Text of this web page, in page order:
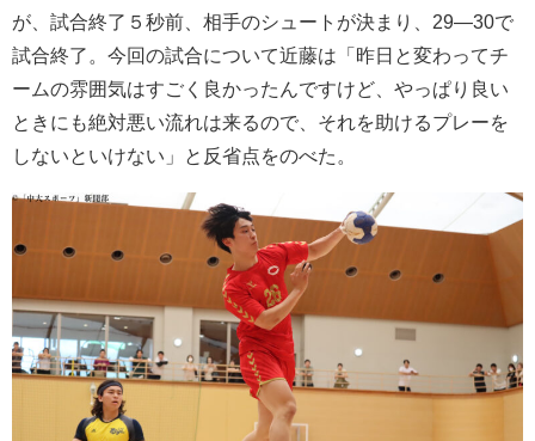
が、試合終了５秒前、相手のシュートが決まり、29―30で
試合終了。今回の試合について近藤は「昨日と変わってチ
ームの雰囲気はすごく良かったんですけど、やっぱり良い
ときにも絶対悪い流れは来るので、それを助けるプレーを
しないといけない」と反省点をのべた。